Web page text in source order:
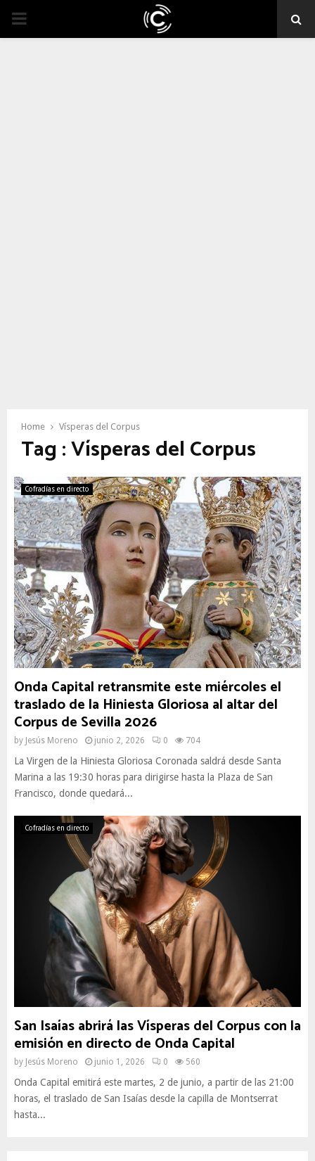
PRIMARY
Home Vísperas del Corpus
Tag : Vísperas del Corpus
Cofradías en directo
Onda Capital retransmite este miércoles el
traslado de la Hiniesta Gloriosa al altar del
Corpus de Sevilla 2026
by Jesús Moreno junio 2, 2026 0 704
La Virgen de la Hiniesta Gloriosa Coronada saldrá desde Santa
Marina a las 19:30 horas para dirigirse hasta la Plaza de San
Francisco, donde quedará...
Cofradías en directo
San Isaías abrirá las Vísperas del Corpus con la
emisión en directo de Onda Capital
by Jesús Moreno junio 1, 2026 0 560
Onda Capital emitirá este martes, 2 de junio, a partir de las 21:00
horas, el traslado de San Isaías desde la capilla de Montserrat
hasta...